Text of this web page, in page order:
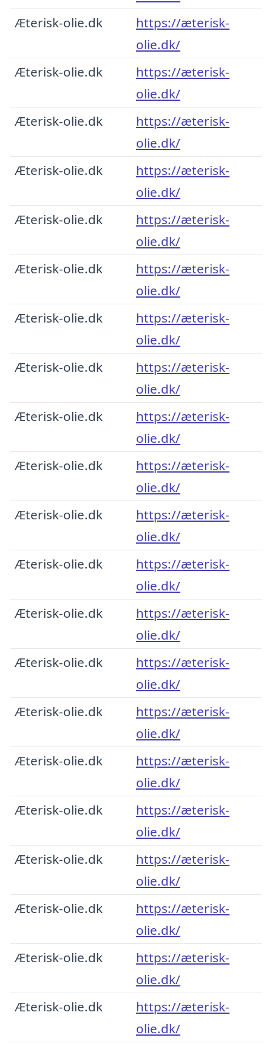
Æterisk-olie.dk
https://æterisk-
olie.dk/
Æterisk-olie.dk
https://æterisk-
olie.dk/
Æterisk-olie.dk
https://æterisk-
olie.dk/
Æterisk-olie.dk
https://æterisk-
olie.dk/
Æterisk-olie.dk
https://æterisk-
olie.dk/
Æterisk-olie.dk
https://æterisk-
olie.dk/
Æterisk-olie.dk
https://æterisk-
olie.dk/
Æterisk-olie.dk
https://æterisk-
olie.dk/
Æterisk-olie.dk
https://æterisk-
olie.dk/
Æterisk-olie.dk
https://æterisk-
olie.dk/
Æterisk-olie.dk
https://æterisk-
olie.dk/
Æterisk-olie.dk
https://æterisk-
olie.dk/
Æterisk-olie.dk
https://æterisk-
olie.dk/
Æterisk-olie.dk
https://æterisk-
olie.dk/
Æterisk-olie.dk
https://æterisk-
olie.dk/
Æterisk-olie.dk
https://æterisk-
olie.dk/
Æterisk-olie.dk
https://æterisk-
olie.dk/
Æterisk-olie.dk
https://æterisk-
olie.dk/
Æterisk-olie.dk
https://æterisk-
olie.dk/
Æterisk-olie.dk
https://æterisk-
olie.dk/
Æterisk-olie.dk
https://æterisk-
olie.dk/